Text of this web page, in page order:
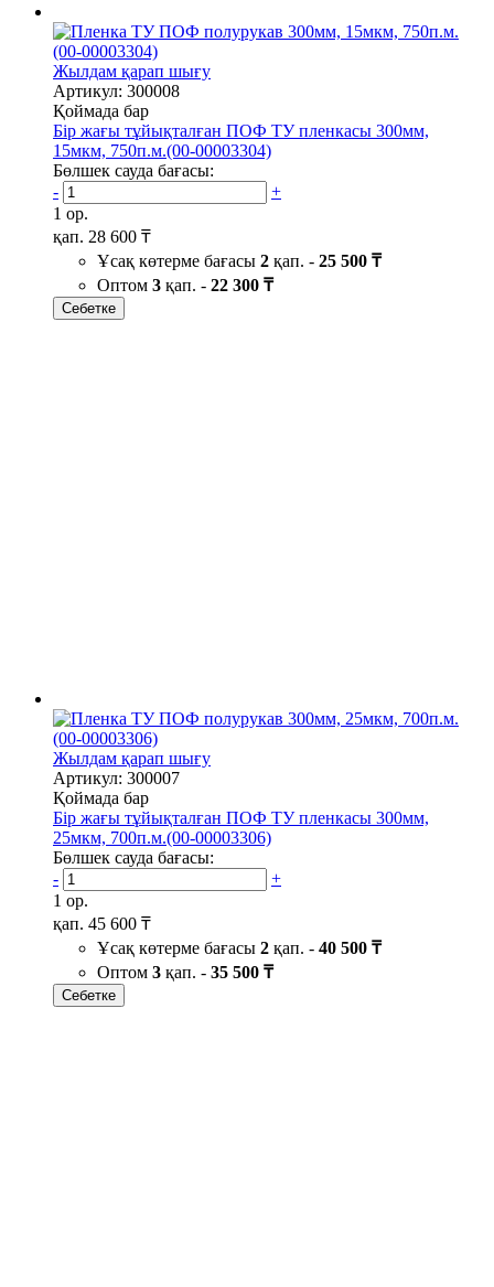
Жылдам қарап шығу
Артикул: 300008
Қоймада бар
Бір жағы тұйықталған ПОФ ТУ пленкасы 300мм,
15мкм, 750п.м.(00-00003304)
Бөлшек сауда бағасы:
-
+
1 ор.
қап. 28 600 ₸
Ұсақ көтерме бағасы 2 қап. - 25 500 ₸
Оптом 3 қап. - 22 300 ₸
Себетке
Жылдам қарап шығу
Артикул: 300007
Қоймада бар
Бір жағы тұйықталған ПОФ ТУ пленкасы 300мм,
25мкм, 700п.м.(00-00003306)
Бөлшек сауда бағасы:
-
+
1 ор.
қап. 45 600 ₸
Ұсақ көтерме бағасы 2 қап. - 40 500 ₸
Оптом 3 қап. - 35 500 ₸
Себетке